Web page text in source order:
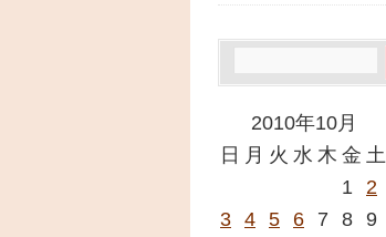
2010年10月
日 月 火 水 木 金 土
1 2
3 4 5 6 7 8 9